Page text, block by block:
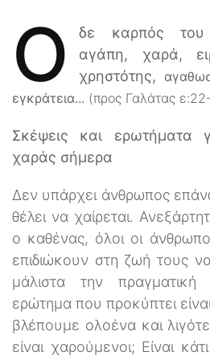
Ο
δε καρπός του
αγάπη, χαρά,
χρηστότης,
εγκράτεια... (προς Γαλάτας
Σκέψεις και ερωτήματα
χαράς σήμερα
Δεν υπάρχει άνθρωπος
θέλει να χαίρεται.
ο καθένας, όλοι οι
επιδιώκουν στη ζωή τους
μάλιστα την
ερώτημα που προκύπτει
βλέπουμε ολοένα και
είναι χαρούμενοι; Είναι